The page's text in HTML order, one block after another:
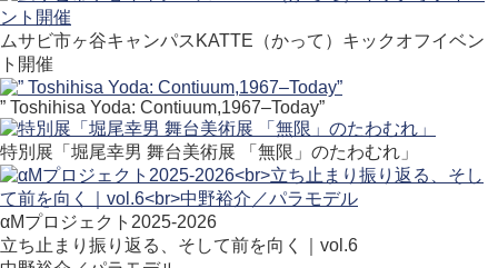
ムサビ市ヶ谷キャンパスKATTE（かって）キックオフイベン
ト開催
” Toshihisa Yoda: Contiuum,1967–Today”
特別展「堀尾幸男 舞台美術展 「無限」のたわむれ」
αMプロジェクト2025-2026
立ち止まり振り返る、そして前を向く｜vol.6